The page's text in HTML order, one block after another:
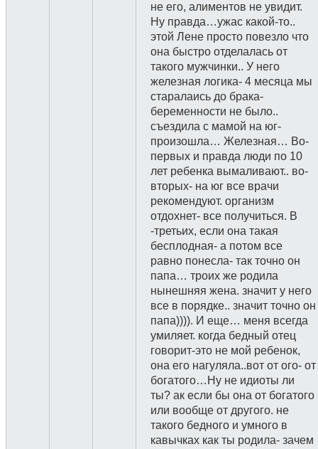
не его, алиментов не увидит.
Ну правда…ужас какой-то..
этой Лене просто повезло что
она быстро отделалась от
такого мужчинки.. У него
железная логика- 4 месяца мы
старалаись до брака-
беременности не было..
съездила с мамой на юг-
произошла… Железная… Во-
первых и правда люди по 10
лет ребенка вымаливают.. во-
вторых- на юг все врачи
рекомендуют. организм
отдохнет- все получиться. В
-третьих, если она такая
бесплодная- а потом все
равно понесла- так точно он
папа… троих же родила
нынешняя жена. значит у него
все в порядке.. значит точно он
папа)))). И еще… меня всегда
умиляет. когда бедный отец
говорит-это не мой ребенок,
она его нагуляла..вот от ого- от
богатого…Ну не идиоты ли
ты? ак если бы она от богатого
или вообще от другого. не
такого бедного и умного в
кавычках как ты родила- зачем